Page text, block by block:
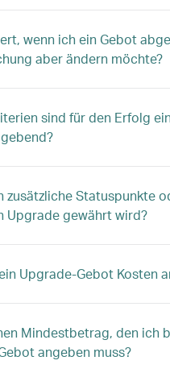
wenn ich ein Gebot
aber ändern möchte?
sind für den Erfolg
zusätzliche Statuspunkte
Upgrade gewährt wird?
Upgrade-Gebot Kosten
Mindestbetrag, den ich
angeben muss?